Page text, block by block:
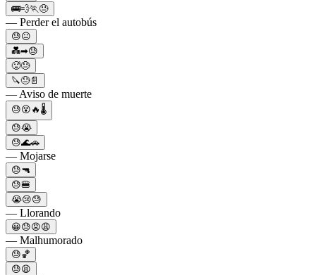
🚌💨🏃😓
— Perder el autobús
😓😐
💑➡😓
🥵😓
🔪😓📄
— Aviso de muerte
😓😵🔥🌡
😓😭
😓🌊🚗
— Mojarse
😓🔫
😓🍔
😭😢😓
— Llorando
😀😓😡😩
— Malhumorado
😓🏀
😓😫